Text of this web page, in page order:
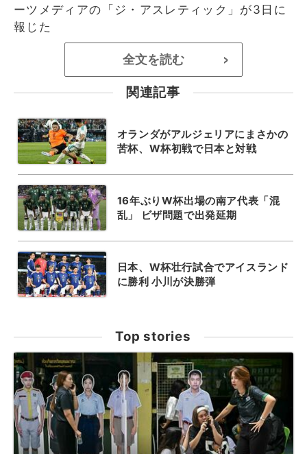
ーツメディアの「ジ・アスレティック」が3日に
報じた
全文を読む >
関連記事
オランダがアルジェリアにまさかの
苦杯、W杯初戦で日本と対戦
16年ぶりW杯出場の南ア代表「混
乱」 ビザ問題で出発延期
日本、W杯壮行試合でアイスランド
に勝利 小川が決勝弾
Top stories